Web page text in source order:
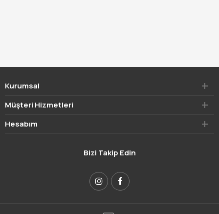
Kurumsal
Müşteri Hizmetleri
Hesabım
Bizi Takip Edin